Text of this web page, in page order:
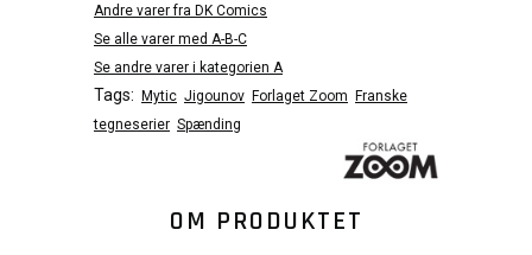
Andre varer fra DK Comics
Se alle varer med A-B-C
Se andre varer i kategorien A
Tags: Mytic Jigounov Forlaget Zoom
Franske
tegneserier Spænding
OM PRODUKTET